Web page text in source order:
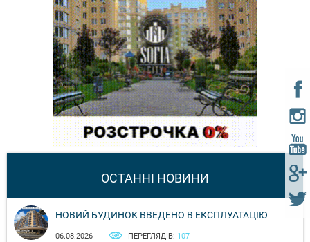
ОСТАННІ НОВИНИ
НОВИЙ БУДИНОК ВВЕДЕНО В ЕКСПЛУАТАЦІЮ
06.08.2026 ПЕРЕГЛЯДІВ: 107